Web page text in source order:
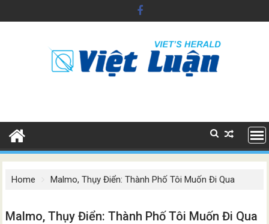
to
Home Malmo, Thụy Điển: Thành Phố Tôi Muốn Đi Qua
Malmo, Thụy Điển: Thành Phố Tôi Muốn Đi Qua